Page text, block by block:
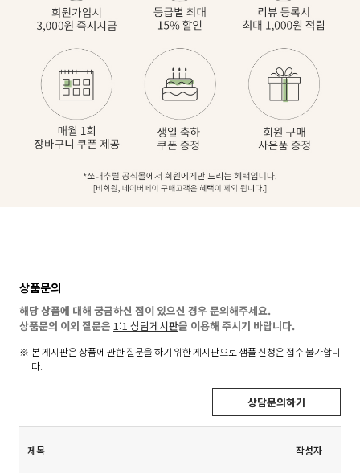
상품문의
해당 상품에 대해 궁금하신 점이 있으신 경우 문의해주세요.
상품문의 이외 질문은 1:1 상담게시판을 이용해 주시기 바랍니다.
본 게시판은 상품에 관한 질문을 하기 위한 게시판으로 샘플 신청은 접수 불가합니
다.
상담문의하기
제목 작성자